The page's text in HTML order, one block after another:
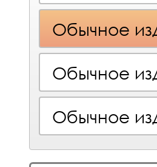
Обычное
Обычное
Обычное